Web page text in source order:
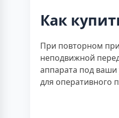
Как
При повторном
неподвижной
аппарата под
для оперативного